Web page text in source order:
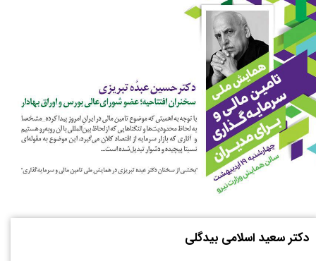
دکتر سعید اسلامی بیدگلی